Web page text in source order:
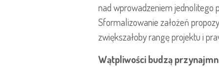
nad wprowadzeniem jednolitego
Sformalizowanie założeń
zwiększałoby rangę projektu i
Wątpliwości budzą